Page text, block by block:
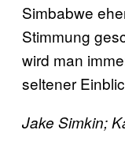
Simbabwe
Stimmung
wird man
seltener
Jake Simkin;